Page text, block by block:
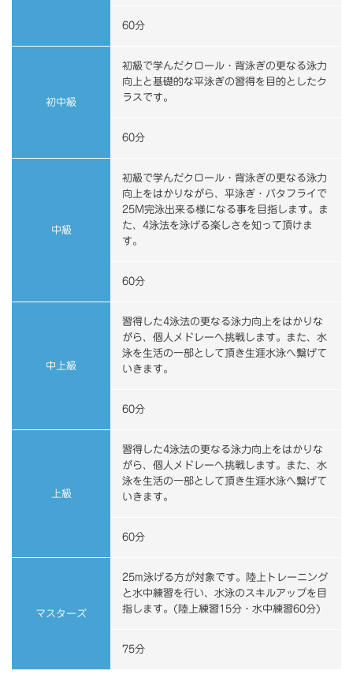
60分
初中級
初級で学んだクロール・背泳ぎの更なる泳力
向上と基礎的な平泳ぎの習得を目的としたク
ラスです。
60分
中級
初級で学んだクロール・背泳ぎの更なる泳力
向上をはかりながら、平泳ぎ・バタフライで
25M完泳出来る様になる事を目指します。ま
た、4泳法を泳げる楽しさを知って頂けま
す。
60分
中上級
習得した4泳法の更なる泳力向上をはかりな
がら、個人メドレーへ挑戦します。また、水
泳を生活の一部として頂き生涯水泳へ繋げて
いきます。
60分
上級
習得した4泳法の更なる泳力向上をはかりな
がら、個人メドレーへ挑戦します。また、水
泳を生活の一部として頂き生涯水泳へ繋げて
いきます。
60分
マスターズ
25m泳げる方が対象です。陸上トレーニング
と水中練習を行い、水泳のスキルアップを目
指します。(陸上練習15分・水中練習60分)
75分